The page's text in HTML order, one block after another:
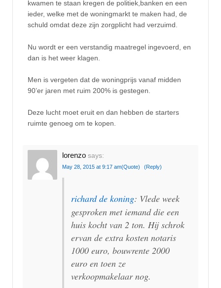
kwamen te staan kregen de politiek,banken en een
ieder, welke met de woningmarkt te maken had, de
schuld omdat deze zijn zorgplicht had verzuimd.
Nu wordt er een verstandig maatregel ingevoerd, en
dan is het weer klagen.
Men is vergeten dat de woningprijs vanaf midden
90’er jaren met ruim 200% is gestegen.
Deze lucht moet eruit en dan hebben de starters
ruimte genoeg om te kopen.
lorenzo says:
May 28, 2015 at 9:17 am(Quote) (Reply)
richard de koning: Vlede week
gesproken met iemand die een
huis kocht van 2 ton. Hij schrok
ervan de extra kosten notaris
1000 euro, bouwrente 2000
euro en toen ze
verkoopmakelaar nog.